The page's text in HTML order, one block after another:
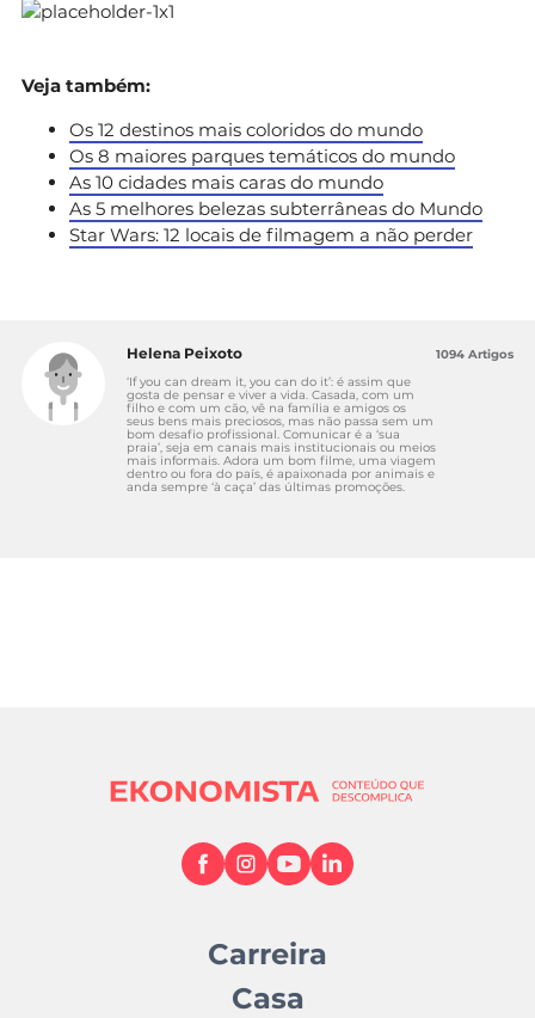
Veja também:
Os 12 destinos mais coloridos do mundo
Os 8 maiores parques temáticos do mundo
As 10 cidades mais caras do mundo
As 5 melhores belezas subterrâneas do Mundo
Star Wars: 12 locais de filmagem a não perder
Helena Peixoto
‘If you can dream it, you can do it’: é assim que
gosta de pensar e viver a vida. Casada, com um
filho e com um cão, vê na família e amigos os
seus bens mais preciosos, mas não passa sem um
bom desafio profissional. Comunicar é a ‘sua
praia’, seja em canais mais institucionais ou meios
mais informais. Adora um bom filme, uma viagem
dentro ou fora do país, é apaixonada por animais e
anda sempre ‘à caça’ das últimas promoções.
1094 Artigos
Carreira
Casa